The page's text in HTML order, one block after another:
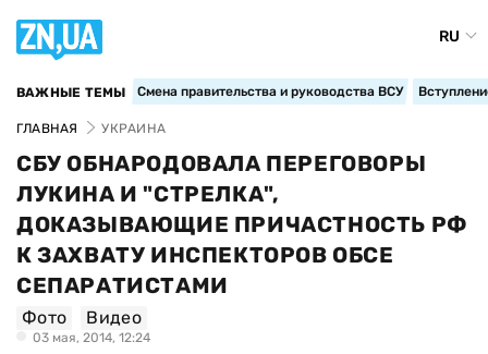
RU
ВАЖНЫЕ ТЕМЫ Смена правительства и руководства ВСУ
ГЛАВНАЯ УКРАИНА
СБУ ОБНАРОДОВАЛА ПЕРЕГОВОРЫ
ЛУКИНА И "СТРЕЛКА",
ДОКАЗЫВАЮЩИЕ ПРИЧАСТНОСТЬ РФ
К ЗАХВАТУ ИНСПЕКТОРОВ ОБСЕ
СЕПАРАТИСТАМИ
Фото Видео
03 мая, 2014, 12:24